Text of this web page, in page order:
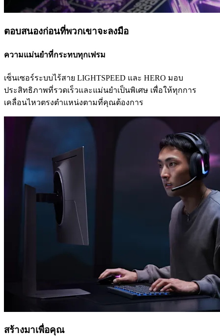
ตอบสนองก่อนที่พวกเขาจะลงมือ
ความแม่นยำที่กระทบทุกเฟรม
เซ็นเซอร์ระบบไร้สาย LIGHTSPEED และ HERO มอบ
ประสิทธิภาพที่รวดเร็วและแม่นยำเป็นพิเศษ เพื่อให้ทุกการ
เคลื่อนไหวตรงตำแหน่งตามที่คุณต้องการ
สร้างมาเพื่อคุณ